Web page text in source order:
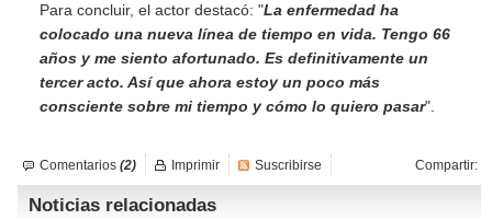
Para concluir, el actor destacó: "La enfermedad ha
colocado una nueva línea de tiempo en vida. Tengo 66
años y me siento afortunado. Es definitivamente un
tercer acto. Así que ahora estoy un poco más
consciente sobre mi tiempo y cómo lo quiero pasar".
Comentarios (2) Compartir:
Imprimir Suscribirse
Noticias relacionadas